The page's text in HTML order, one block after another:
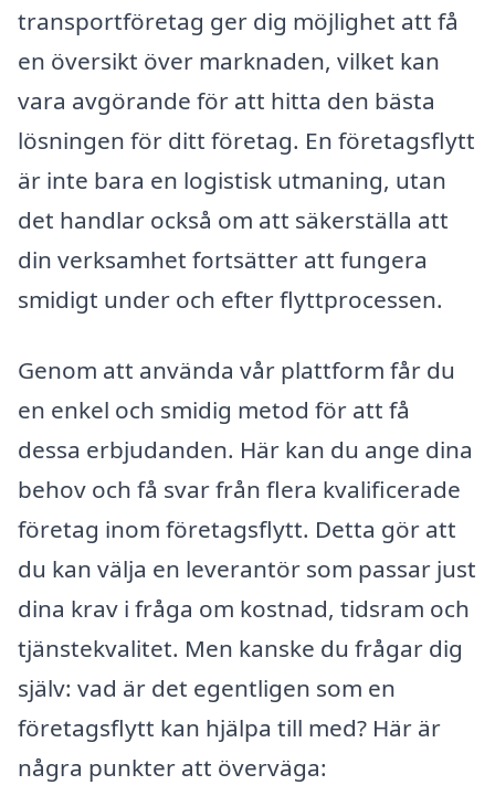
transportföretag ger dig möjlighet att få
en översikt över marknaden, vilket kan
vara avgörande för att hitta den bästa
lösningen för ditt företag. En företagsflytt
är inte bara en logistisk utmaning, utan
det handlar också om att säkerställa att
din verksamhet fortsätter att fungera
smidigt under och efter flyttprocessen.
Genom att använda vår plattform får du
en enkel och smidig metod för att få
dessa erbjudanden. Här kan du ange dina
behov och få svar från flera kvalificerade
företag inom företagsflytt. Detta gör att
du kan välja en leverantör som passar just
dina krav i fråga om kostnad, tidsram och
tjänstekvalitet. Men kanske du frågar dig
själv: vad är det egentligen som en
företagsflytt kan hjälpa till med? Här är
några punkter att överväga: